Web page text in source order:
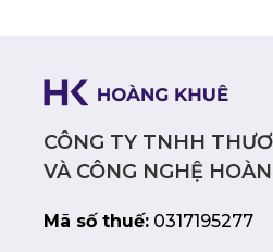
CÔNG TY TNHH
VÀ CÔNG NGHỆ
Mã số thuế: 0317195277